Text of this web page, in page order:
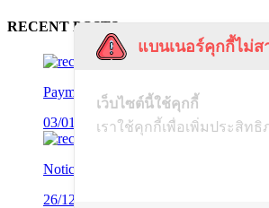
RECENT POSTS
Payment Notification
03/01/2025
Notice of Disassociation
26/12/2024
แบนเนอร์คุกกี้ไม่
เว็บไซต์นี้ใช้คุกกี้
เราใช้คุกกี้เพื่อเพิ่มประสิท